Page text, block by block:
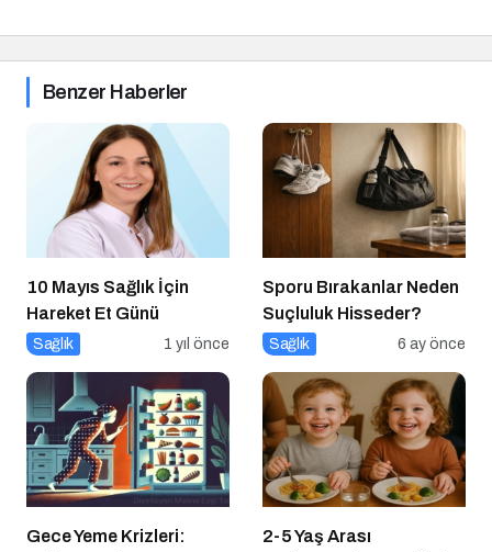
Benzer Haberler
10 Mayıs Sağlık İçin
Hareket Et Günü
Sağlık 1 yıl önce
Sporu Bırakanlar Neden
Suçluluk Hisseder?
Sağlık 6 ay önce
Gece Yeme Krizleri:
2-5 Yaş Arası